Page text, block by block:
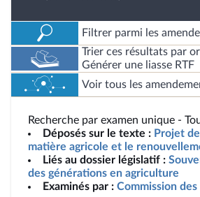
Filtrer parmi les
Trier ces résultats par
Générer une liasse RTF
Voir tous les
Recherche par examen unique -
Déposés sur le texte : Projet
matière agricole et le
Liés au dossier législatif :
des générations en agriculture
Examinés par : Commission